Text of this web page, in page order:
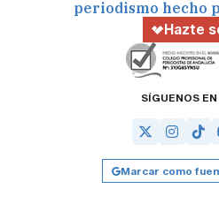
periodismo hecho
Hazte
SÍGUENOS
Marcar como